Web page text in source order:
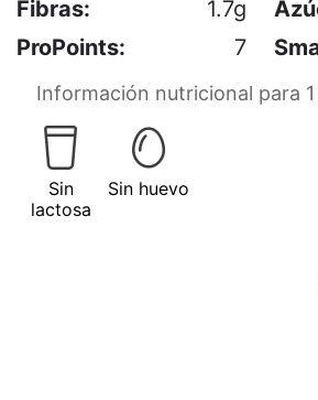
Fibras:
1.7g
ProPoints:
7
Información nutricional para
Sin
lactosa
Sin huevo